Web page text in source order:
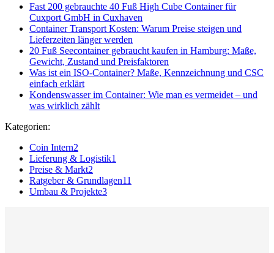
Fast 200 gebrauchte 40 Fuß High Cube Container für
Cuxport GmbH in Cuxhaven
Container Transport Kosten: Warum Preise steigen und
Lieferzeiten länger werden
20 Fuß Seecontainer gebraucht kaufen in Hamburg: Maße,
Gewicht, Zustand und Preisfaktoren
Was ist ein ISO-Container? Maße, Kennzeichnung und CSC
einfach erklärt
Kondenswasser im Container: Wie man es vermeidet – und
was wirklich zählt
Kategorien:
Coin Intern2
Lieferung & Logistik1
Preise & Markt2
Ratgeber & Grundlagen11
Umbau & Projekte3